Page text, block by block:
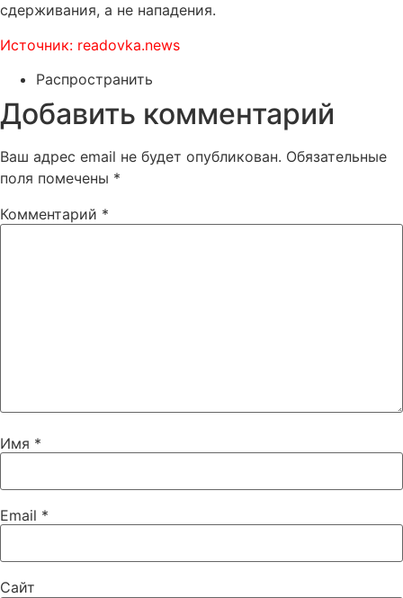
сдерживания, а не нападения.
Источник: readovka.news
Распространить
Добавить комментарий
Ваш адрес email не будет опубликован. Обязательные
поля помечены *
Комментарий *
Имя *
Email *
Сайт